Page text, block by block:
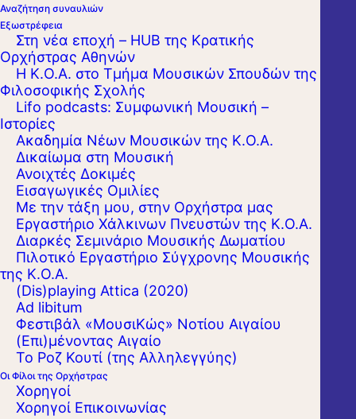
Αναζήτηση συναυλιών
Εξωστρέφεια
Στη νέα εποχή – HUB της Κρατικής
Ορχήστρας Αθηνών
Η Κ.Ο.Α. στο Τμήμα Μουσικών Σπουδών της
Φιλοσοφικής Σχολής
Lifo podcasts: Συμφωνική Μουσική –
Ιστορίες
Ακαδημία Νέων Μουσικών της Κ.Ο.Α.
Δικαίωμα στη Μουσική
Ανοιχτές Δοκιμές
Εισαγωγικές Ομιλίες
Με την τάξη μου, στην Ορχήστρα μας
Εργαστήριo Χάλκινων Πνευστών της Κ.Ο.Α.
Διαρκές Σεμινάριο Μουσικής Δωματίου
Πιλοτικό Εργαστήριο Σύγχρονης Μουσικής
της Κ.Ο.Α.
(Dis)playing Attica (2020)
Ad libitum
Φεστιβάλ «ΜουσιΚώς» Νοτίου Αιγαίου
(Επι)μένοντας Αιγαίο
Το Ροζ Κουτί (της Αλληλεγγύης)
Οι Φίλοι της Ορχήστρας
Χορηγοί
Χορηγοί Επικοινωνίας
Το αγαπημένο μας πρόγραμμα«Δικαίωμα
στη Μουσική»
συνεχή χρονιά χάρη στην πολύτιμη δωρεά
τουΙδρύματος «Σταύρος Νιάρχος
Οι εντός Αθηνών δράσεις έχουν ήδη
ξεκινήσει από τον περασμένο Δεκέμβριο και
συνεχίζονται με εντατικούς ρυθμούς, ενώ
μόλις «πήρε το δρόμο του» και το εκτός των
τειχών σκέλος του προγράμματος!
Πρώτη μας στάση ήταν για φέτος, η
Πρέβεζα με τη συμμετοχή περίπου 150
σπουδαστών μουσικής και σε άριστη